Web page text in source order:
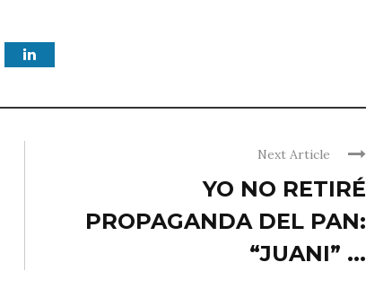
Next Article
YO NO RETIRÉ
PROPAGANDA DEL PAN:
“JUANI” ...